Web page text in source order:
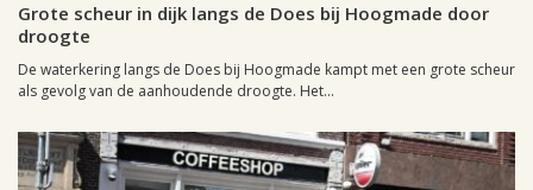
Grote scheur in dijk langs de Does bij Hoogmade door
droogte
De waterkering langs de Does bij Hoogmade kampt met een grote scheur
als gevolg van de aanhoudende droogte. Het...